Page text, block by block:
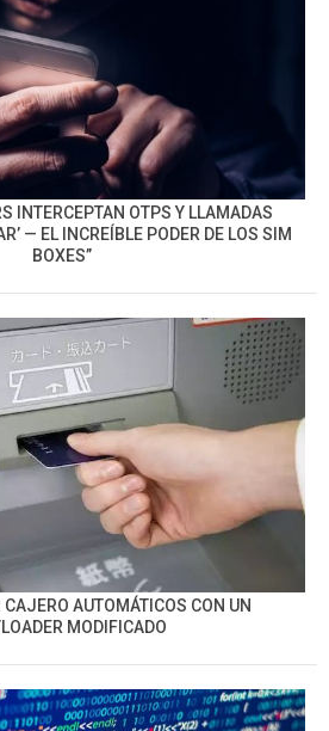
INTERCEPTAN OTPS Y LLAMADAS
— EL INCREÍBLE PODER DE LOS SIM
BOXES”
AUTOMÁTICOS CON UN
MODIFICADO